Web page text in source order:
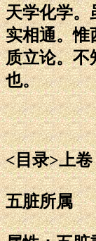
天学化学。
实相通。惟
质立论。不
也。
<目录>上卷
五脏所属